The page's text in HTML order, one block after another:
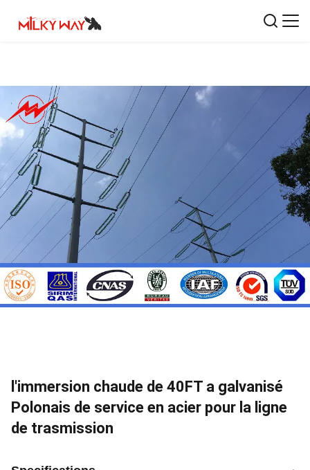
l'immersion chaude de 40FT a galvanisé
Polonais de service en acier pour la ligne
de trasmission